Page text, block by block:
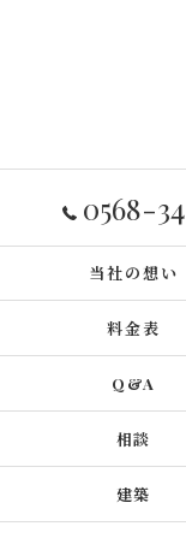
0568-
当社の想い
料金表
Q&A
相談
建築